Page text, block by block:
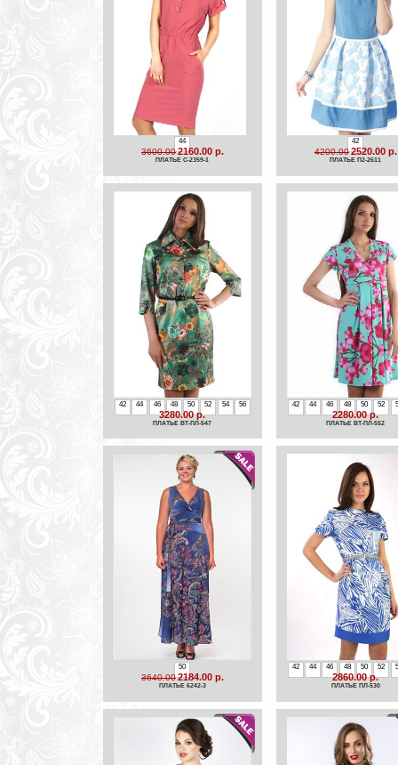
44
3600.002160.00 р.
ПЛАТЬЕ C-2359-1
42
4200.002520.00 р.
ПЛАТЬЕ П2-2611
42 44 46 48 50 52 54 56
3280.00 р.
ПЛАТЬЕ ВТ-ПЛ-547
42 44 46 48 50 52
2280.00 р.
ПЛАТЬЕ ВТ-ПЛ-552
50
3640.002184.00 р.
ПЛАТЬЕ 6242-3
42 44 46 48 50 52
2860.00 р.
ПЛАТЬЕ ПЛ-530